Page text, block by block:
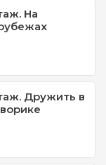
На
Дружить в